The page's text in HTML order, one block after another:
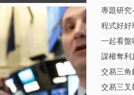
專題研究
程式好好
一起看盤
謀權奪利
交易三角
交易三叉